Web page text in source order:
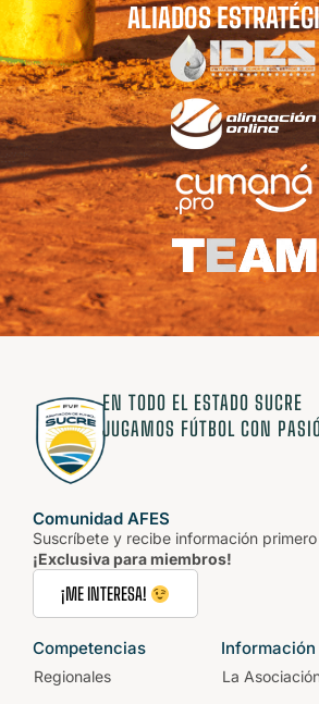
ALIADOS
EN TODO EL ESTADO SUCRE
JUGAMOS FÚTBOL CON
Comunidad AFES
Suscríbete y recibe información primero
¡Exclusiva para miembros!
¡ME INTERESA!
Competencias
Regionales
Información
La